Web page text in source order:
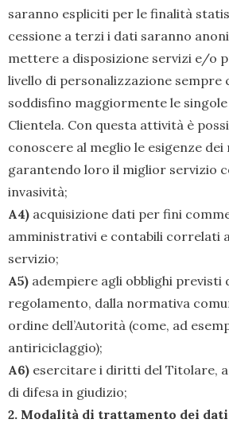
saranno espliciti per le finalità
cessione a terzi i dati saranno
mettere a disposizione servizi e/o
livello di personalizzazione sempre
soddisfino maggiormente le singole
Clientela. Con questa attività è
conoscere al meglio le esigenze
garantendo loro il miglior servizio
invasività;
A4) acquisizione dati per fini
amministrativi e contabili correlati
servizio;
A5) adempiere agli obblighi previsti
regolamento, dalla normativa
ordine dell’Autorità (come, ad
antiriciclaggio);
A6) esercitare i diritti del Titolare,
di difesa in giudizio;
2. Modalità di trattamento dei dati